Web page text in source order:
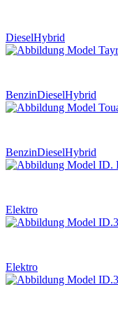
DieselHybrid
BenzinDieselHybrid
BenzinDieselHybrid
Elektro
Elektro